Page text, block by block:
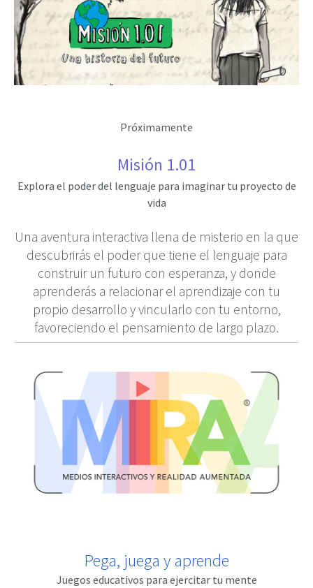
Próximamente
Misión 1.01
Explora el poder del lenguaje para imaginar tu proyecto de
vida
Una aventura interactiva llena de misterio en la que
descubrirás el poder que tiene el lenguaje para
construir un futuro con esperanza, y donde
aprenderás a relacionar el aprendizaje con tu
propio desarrollo y vincularlo con tu entorno,
favoreciendo el pensamiento de largo plazo.
Pega, juega y aprende
Juegos educativos para ejercitar tu mente